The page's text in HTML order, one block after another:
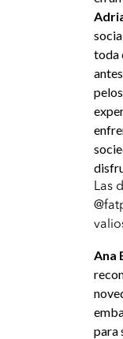
toda
Las
Ana
para